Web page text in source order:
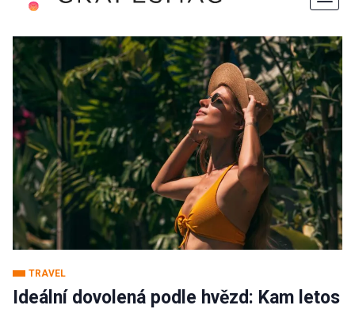
TRAVEL
Ideální dovolená podle hvězd: Kam letos